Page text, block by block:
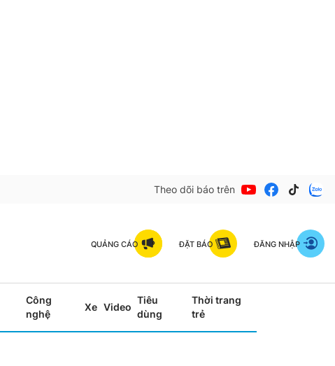
Theo dõi báo trên
QUẢNG CÁO ĐẶT BÁO ĐĂNG NHẬP
Công
nghệ
Xe Video
Tiêu
dùng
Thời trang
trẻ